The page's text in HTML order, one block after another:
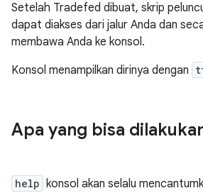
Setelah Tradefed dibuat, skrip
dapat diakses dari jalur Anda dan
membawa Anda ke konsol.
Konsol menampilkan dirinya dengan
Apa yang bisa
help konsol akan selalu